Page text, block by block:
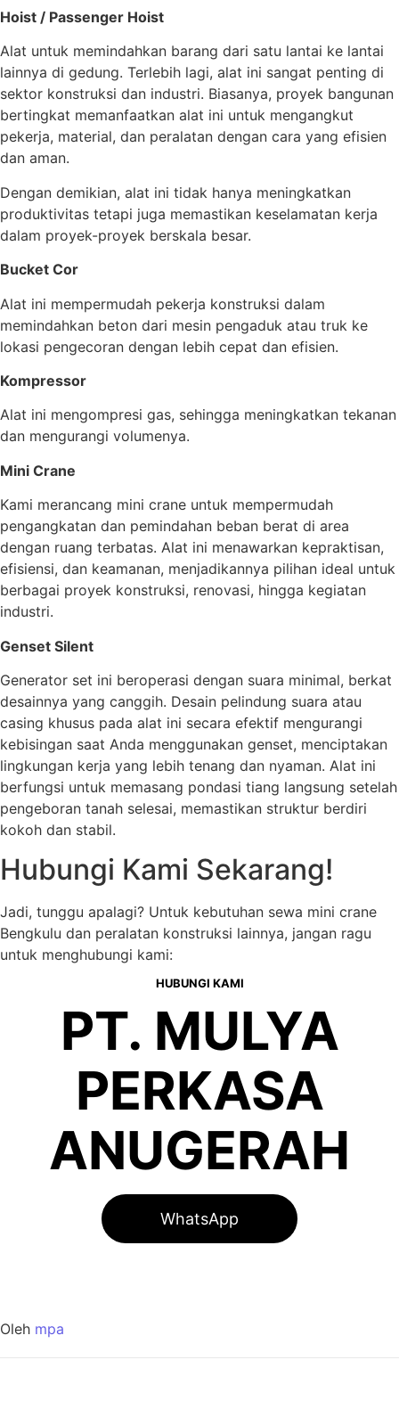
Hoist / Passenger Hoist
Alat untuk memindahkan barang dari satu lantai ke lantai
lainnya di gedung. Terlebih lagi, alat ini sangat penting di
sektor konstruksi dan industri. Biasanya, proyek bangunan
bertingkat memanfaatkan alat ini untuk mengangkut
pekerja, material, dan peralatan dengan cara yang efisien
dan aman.
Dengan demikian, alat ini tidak hanya meningkatkan
produktivitas tetapi juga memastikan keselamatan kerja
dalam proyek-proyek berskala besar.
Bucket Cor
Alat ini mempermudah pekerja konstruksi dalam
memindahkan beton dari mesin pengaduk atau truk ke
lokasi pengecoran dengan lebih cepat dan efisien.
Kompressor
Alat ini mengompresi gas, sehingga meningkatkan tekanan
dan mengurangi volumenya.
Mini Crane
Kami merancang mini crane untuk mempermudah
pengangkatan dan pemindahan beban berat di area
dengan ruang terbatas. Alat ini menawarkan kepraktisan,
efisiensi, dan keamanan, menjadikannya pilihan ideal untuk
berbagai proyek konstruksi, renovasi, hingga kegiatan
industri.
Genset Silent
Generator set ini beroperasi dengan suara minimal, berkat
desainnya yang canggih. Desain pelindung suara atau
casing khusus pada alat ini secara efektif mengurangi
kebisingan saat Anda menggunakan genset, menciptakan
lingkungan kerja yang lebih tenang dan nyaman. Alat ini
berfungsi untuk memasang pondasi tiang langsung setelah
pengeboran tanah selesai, memastikan struktur berdiri
kokoh dan stabil.
Hubungi Kami Sekarang!
Jadi, tunggu apalagi? Untuk kebutuhan sewa mini crane
Bengkulu dan peralatan konstruksi lainnya, jangan ragu
untuk menghubungi kami:
HUBUNGI KAMI
PT. MULYA
PERKASA
ANUGERAH
WhatsApp
Oleh mpa